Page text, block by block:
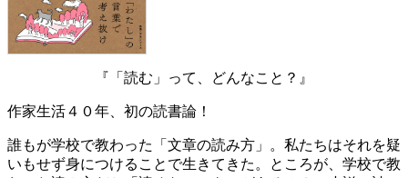
『「読む」って、どんなこと？』
作家生活４０年、初の読書論！
誰もが学校で教わった「文章の読み方」。私たちはそれを疑
いもせず身につけることで生きてきた。ところが、学校で教